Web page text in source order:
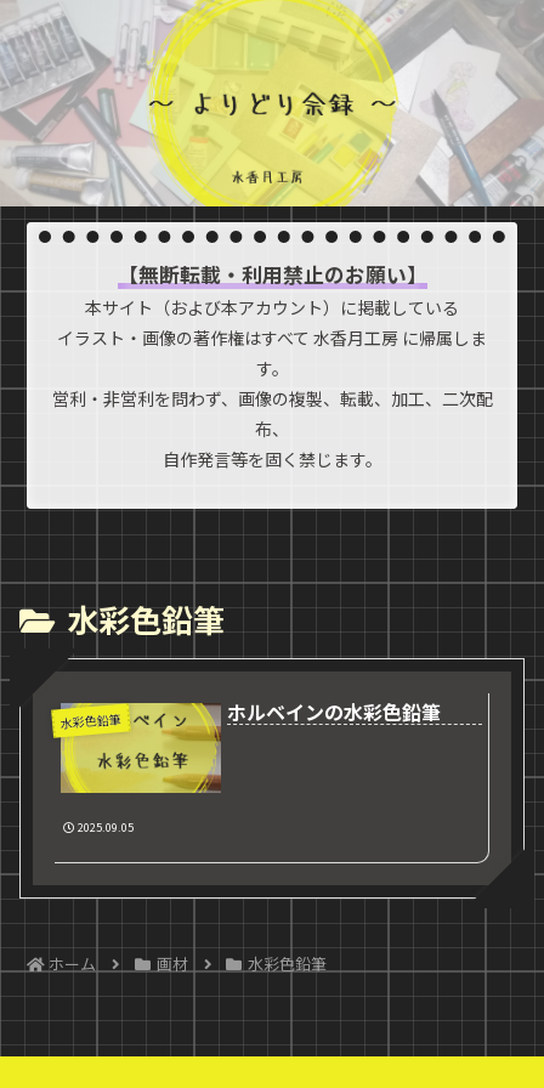
【無断転載・利用禁止のお願い】
本サイト（および本アカウント）に掲載している
イラスト・画像の著作権はすべて 水香月工房 に帰属しま
す。
営利・非営利を問わず、画像の複製、転載、加工、二次配
布、
自作発言等を固く禁じます。
水彩色鉛筆
水彩色鉛筆 ホルベインの水彩色鉛筆
2025.09.05
ホーム 画材 水彩色鉛筆